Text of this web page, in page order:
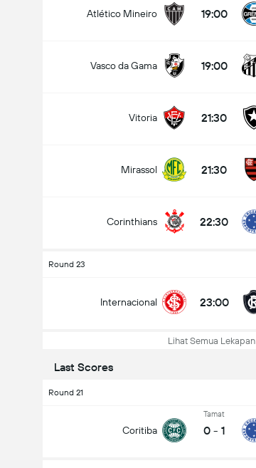
Atlético Mineiro 19:00
Vasco da Gama 19:00
Vitoria 21:30
Mirassol 21:30
Corinthians 22:30
Round 23
Internacional 23:00
Lihat Semua Lekapan
Last Scores
Round 21
Coritiba
Tamat
0 - 1